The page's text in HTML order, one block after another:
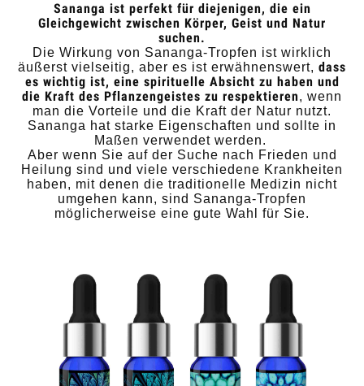
Sananga ist perfekt für diejenigen, die ein
Gleichgewicht zwischen Körper, Geist und Natur
suchen.
Die Wirkung von Sananga-Tropfen ist wirklich
äußerst vielseitig, aber es ist erwähnenswert, dass
es wichtig ist, eine spirituelle Absicht zu haben und
die Kraft des Pflanzengeistes zu respektieren, wenn
man die Vorteile und die Kraft der Natur nutzt.
Sananga hat starke Eigenschaften und sollte in
Maßen verwendet werden.
Aber wenn Sie auf der Suche nach Frieden und
Heilung sind und viele verschiedene Krankheiten
haben, mit denen die traditionelle Medizin nicht
umgehen kann, sind Sananga-Tropfen
möglicherweise eine gute Wahl für Sie.